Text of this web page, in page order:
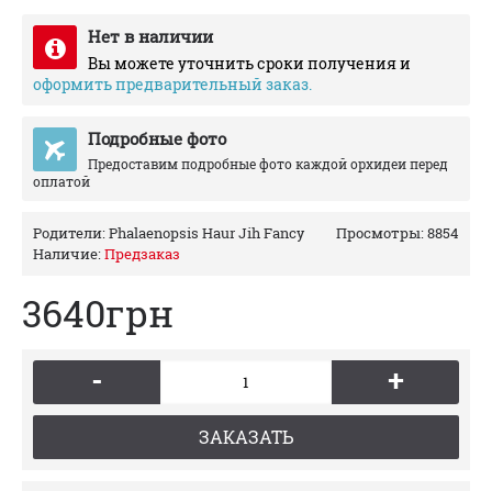
Нет в наличии
Вы можете уточнить сроки получения и
оформить предварительный заказ.
Подробные фото
Предоставим подробные фото каждой орхидеи перед
оплатой
Просмотры: 8854
Родители:Phalaenopsis Haur Jih Fancy
Наличие:Предзаказ
3640грн
- +
ЗАКАЗАТЬ